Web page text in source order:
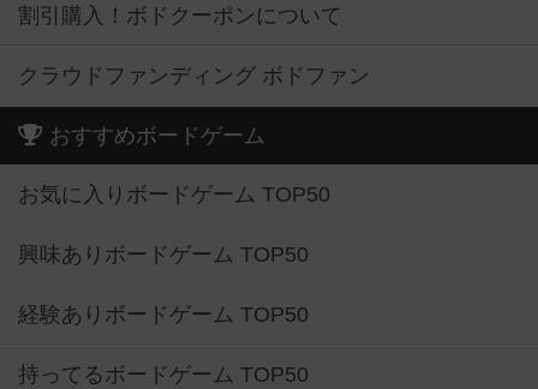
割引購入！ボドクーポンについて
クラウドファンディング ボドファン
おすすめボードゲーム
お気に入りボードゲーム TOP50
興味ありボードゲーム TOP50
経験ありボードゲーム TOP50
持ってるボードゲーム TOP50